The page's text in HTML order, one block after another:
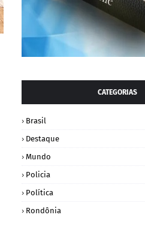
CATEGORIAS
Brasil
Destaque
Mundo
Policia
Política
Rondônia